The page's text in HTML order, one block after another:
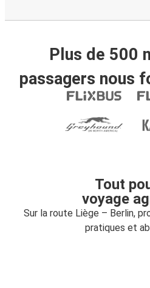
Plus de 500
passagers nous
Tout
voyage
Sur la route Liège – Berlin,
pratiques et